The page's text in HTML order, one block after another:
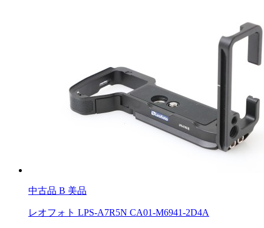
中古品 B 美品
レオフォト LPS-A7R5N CA01-M6941-2D4A